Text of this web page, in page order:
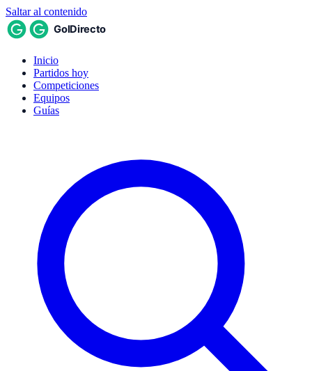
Saltar al contenido
Inicio
Partidos hoy
Competiciones
Equipos
Guías